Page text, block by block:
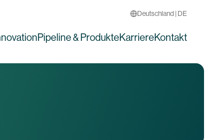
Deutschland | DE
Pipeline & ProdukteKarriereKontakt